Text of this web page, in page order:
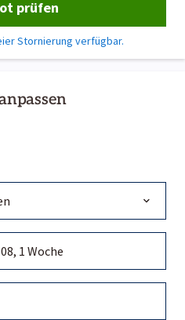
prüfen
Stornierung verfügbar.